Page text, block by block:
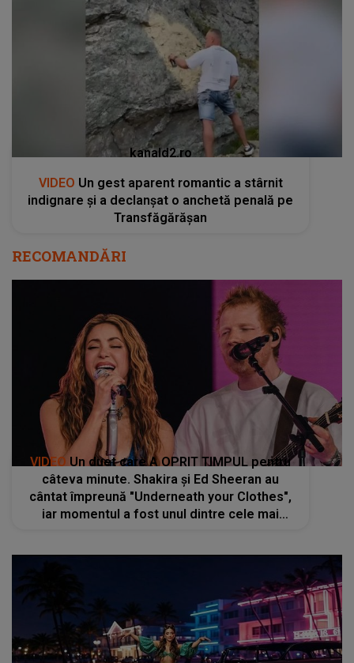
kanald2.ro
VIDEO Un gest aparent romantic a stârnit
indignare și a declanșat o anchetă penală pe
Transfăgărășan
RECOMANDĂRI
VIDEO Un duet care A OPRIT TIMPUL pentru
câteva minute. Shakira și Ed Sheeran au
cântat împreună "Underneath your Clothes",
iar momentul a fost unul dintre cele mai